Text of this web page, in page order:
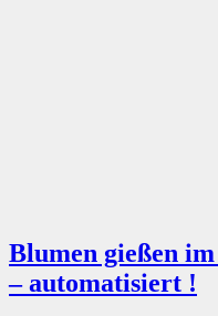
– automatisiert !